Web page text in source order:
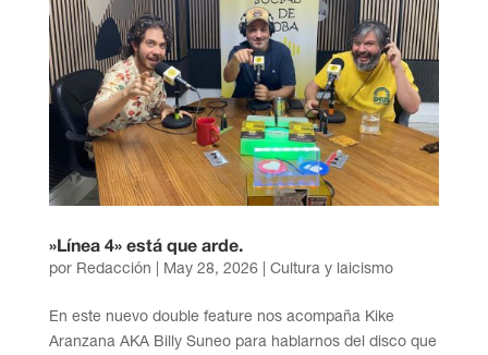
»Línea 4» está que arde.
por Redacción May 28, 2026| Cultura y laicismo
En este nuevo double feature nos acompaña Kike
Aranzana AKA Billy Suneo para hablarnos del disco que